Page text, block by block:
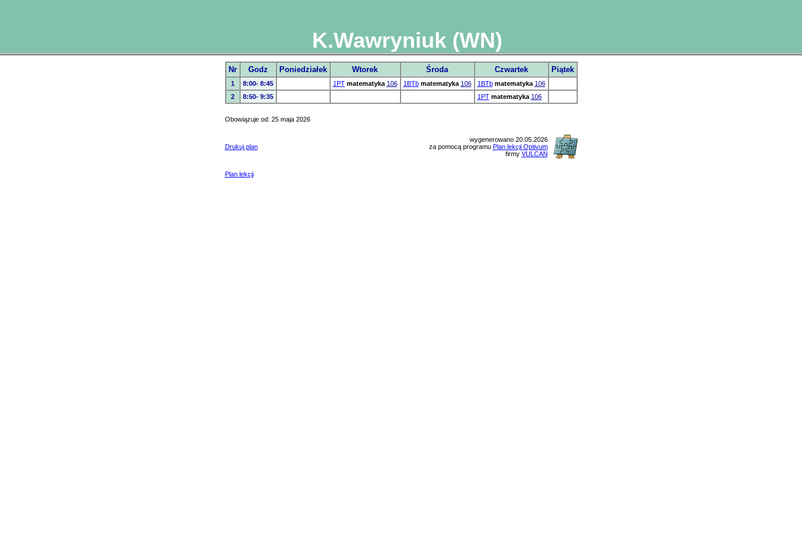
K.Wawryniuk (WN)
Nr Godz Poniedziałek Wtorek Środa Czwartek Piątek
1 8:00- 8:45 1PT matematyka 106 1BTb matematyka 106 1BTb matematyka 106
2
8:50- 9:35 1PT matematyka 106
Obowiązuje od: 25 maja 2026
Drukuj plan
wygenerowano 20.05.2026
za pomocą programu Plan lekcji Optivum
firmy VULCAN
Plan lekcji